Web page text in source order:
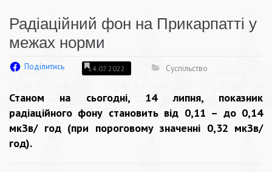
Радіаційний фон на Прикарпатті у
межах норми
Поділитись 14.07.2022 Суспільство
Станом на сьогодні, 14 липня, показник
радіаційного фону становить від 0,11 – до 0,14
мкЗв/ год (при пороговому значенні 0,32 мкЗв/
год).